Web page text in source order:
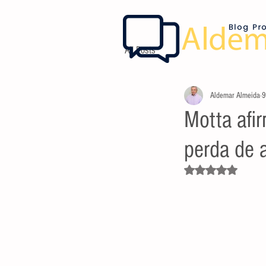
All Posts
Motta
perda de
Aldemar Almeida
Avaliado com